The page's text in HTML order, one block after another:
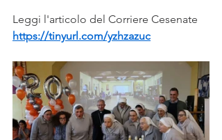
Leggi l'articolo del Corriere Cesenate
https://tinyurl.com/yzhzazuc